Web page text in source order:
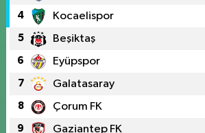
4 Kocaelispor
5 Beşiktaş
6 Eyüpspor
7 Galatasaray
8 Çorum FK
9 Gaziantep FK